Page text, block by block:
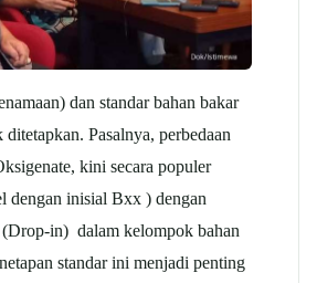
dan standar bahan bakar
ditetapkan. Pasalnya, perbedaan
kini secara populer
dengan inisial Bxx ) dengan
in) dalam kelompok bahan
standar ini menjadi penting